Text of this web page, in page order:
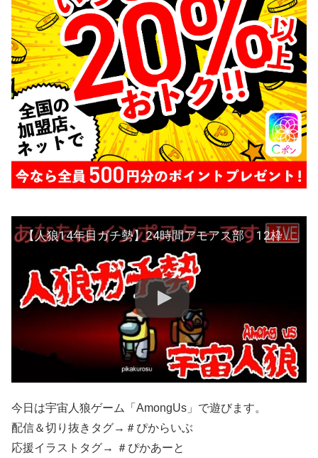
【人狼14年目ガチ勢】24時間アモアス部 12枠目 ピカ視点【AmongUs】
今日は宇宙人狼ゲーム「AmongUs」で遊びます。
配信＆切り抜きタグ→＃ぴからいぶ
応援イラストタグ→ ＃ぴかあーと